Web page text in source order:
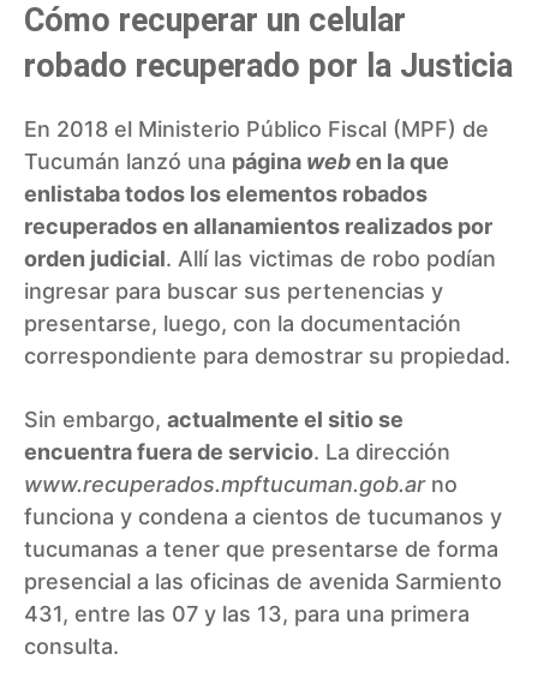
Cómo recuperar un celular
robado recuperado por la Justicia
En 2018 el Ministerio Público Fiscal (MPF) de
Tucumán lanzó una página weben la que
enlistaba todos los elementos robados
recuperados en allanamientos realizados por
orden judicial. Allí las victimas de robo podían
ingresar para buscar sus pertenencias y
presentarse, luego, con la documentación
correspondiente para demostrar su propiedad.
Sin embargo, actualmente el sitio se
encuentra fuera de servicio. La dirección
www.recuperados.mpftucuman.gob.arno
funciona y condena a cientos de tucumanos y
tucumanas a tener que presentarse de forma
presencial a las oficinas de avenida Sarmiento
431, entre las 07 y las 13, para una primera
consulta.